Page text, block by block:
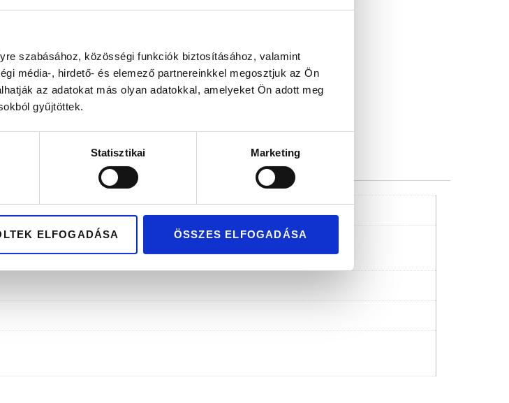
szabásához, közösségi funkciók biztosításához, valamint
média-, hirdető- és elemező partnereinkkel megosztjuk az Ön
az adatokat más olyan adatokkal, amelyeket Ön adott meg
gyűjtöttek.
Statisztikai Marketing
ELFOGADÁSA ÖSSZES ELFOGADÁSA
gyártás Kizárólag prémium minőség